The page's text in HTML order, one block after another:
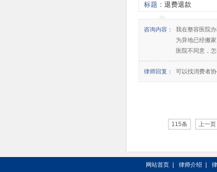
标题： 退费退款
咨询内容：
我在整容医院
为异地已经搬
医院不同意，
律师回复： 可以找消费者
115条 上一页
网站首页 律师介绍